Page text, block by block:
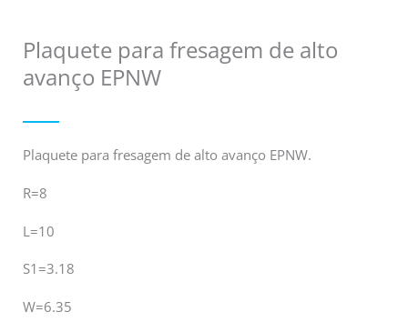
Plaquete para fresagem de alto
avanço EPNW
Plaquete para fresagem de alto avanço EPNW.
R=8
L=10
S1=3.18
W=6.35